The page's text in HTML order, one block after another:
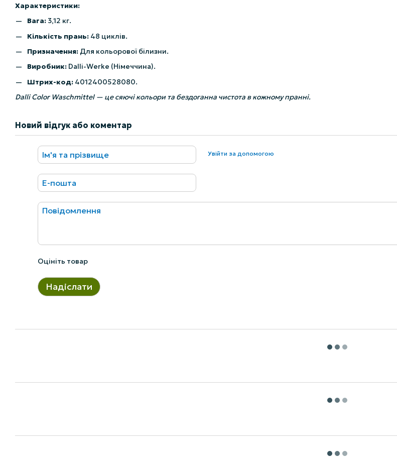
Характеристики:
Вага: 3,12 кг.
Кількість прань: 48 циклів.
Призначення: Для кольорової білизни.
Виробник: Dalli-Werke (Німеччина).
Штрих-код: 4012400528080.
Dalli Color Waschmittel — це сяючі кольори та бездоганна чистота в кожному пранні.
Новий відгук або коментар
Увійти за допомогою
Оцініть товар
Надіслати